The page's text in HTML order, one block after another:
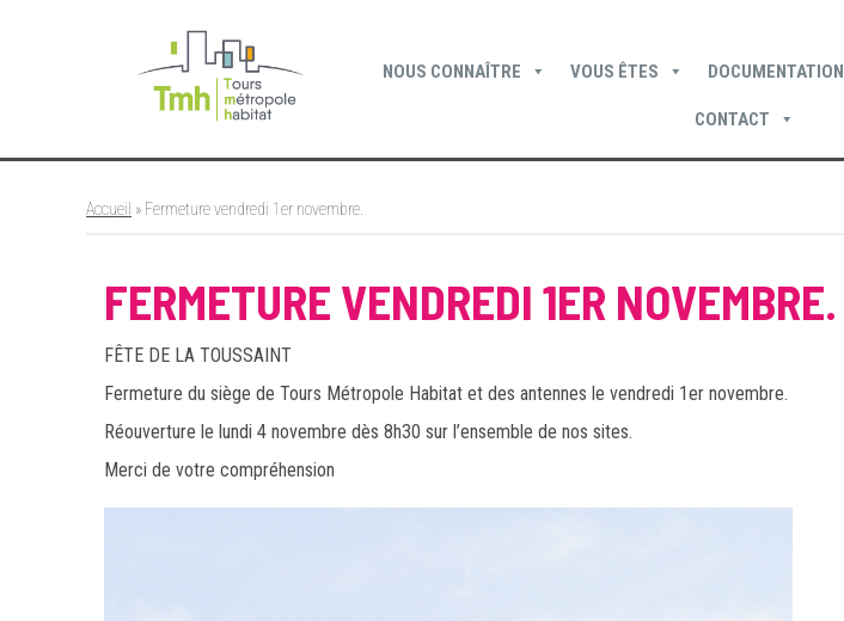
NOUS CONNAÎTRE VOUS ÊTES DOCUMENTATION
CONTACT
Accueil » Fermeture vendredi 1er novembre.
FERMETURE VENDREDI 1ER NOVEMBRE.
FÊTE DE LA TOUSSAINT
Fermeture du siège de Tours Métropole Habitat et des antennes le vendredi 1er novembre.
Réouverture le lundi 4 novembre dès 8h30 sur l’ensemble de nos sites.
Merci de votre compréhension